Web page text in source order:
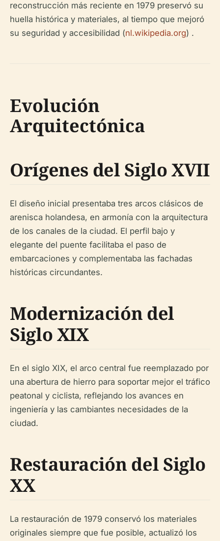
reconstrucción más reciente en 1979 preservó su
huella histórica y materiales, al tiempo que mejoró
su seguridad y accesibilidad (nl.wikipedia.org) .
Evolución
Arquitectónica
Orígenes del Siglo XVII
El diseño inicial presentaba tres arcos clásicos de
arenisca holandesa, en armonía con la arquitectura
de los canales de la ciudad. El perfil bajo y
elegante del puente facilitaba el paso de
embarcaciones y complementaba las fachadas
históricas circundantes.
Modernización del
Siglo XIX
En el siglo XIX, el arco central fue reemplazado por
una abertura de hierro para soportar mejor el tráfico
peatonal y ciclista, reflejando los avances en
ingeniería y las cambiantes necesidades de la
ciudad.
Restauración del Siglo
XX
La restauración de 1979 conservó los materiales
originales siempre que fue posible, actualizó los